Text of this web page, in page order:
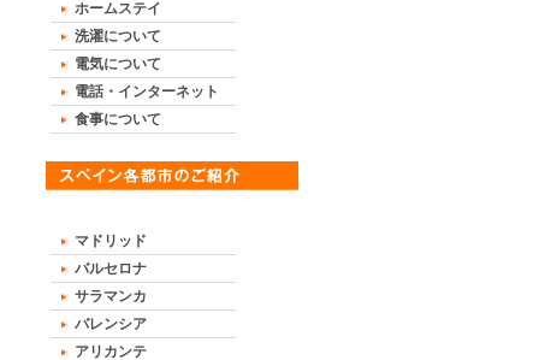
ホームステイ
洗濯について
電気について
電話・インターネット
食事について
マドリッド
バルセロナ
サラマンカ
バレンシア
アリカンテ